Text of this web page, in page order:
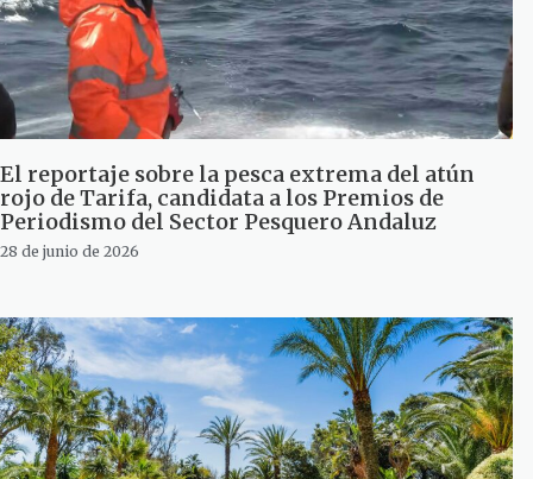
El reportaje sobre la pesca extrema del atún
rojo de Tarifa, candidata a los Premios de
Periodismo del Sector Pesquero Andaluz
28 de junio de 2026